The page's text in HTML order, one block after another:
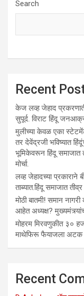
Search
Recent
केज लव्ह जेहाद
सुपूर्द. विराट हिंदू
मुलीच्या केवळ एका
तर देवेंद्रजी भविष्यात
भूमिकेवरून हिंदू समाजात
मोर्चा.
लव्ह जेहादच्या प्रकाराने
ताब्यात.हिंदू समाजात
मोठी बातमी! समान
आहेत अध्यक्ष?
मोहरम मिरवणुकीत ३०
माथेफिरू फैयाजला अटक
Recent